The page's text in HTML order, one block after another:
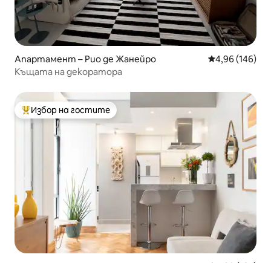
Апартамент – Рио де Жанейро Средна
4,96 (146)
Къщата на декоратора
Най-популярен избор на гостите
Избор на гостите